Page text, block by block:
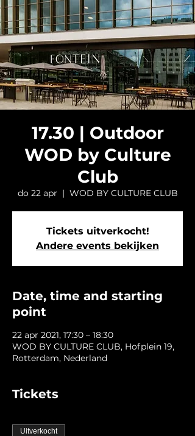
17.30 | Outdoor
WOD by Culture
Club
do 22 apr
  |
WOD BY CULTURE CLUB
Tickets uitverkocht!
Andere events bekijken
Date, time and starting
point
22 apr 2021, 17:30 – 18:30
WOD BY CULTURE CLUB, Hofplein 19,
Rotterdam, Nederland
Tickets
Uitverkocht